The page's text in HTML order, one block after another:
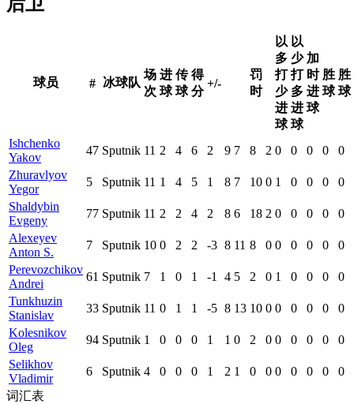
球员 # 冰球队
场
次
进
球
传
球
得
分
+/-
罚
时
以
多
打
少
进
球
以
少
打
多
进
球
加
时
进
球
胜
球
胜
球
Ishchenko
Yakov
47 Sputnik 11 2 4 6 2 9 7 8 2 0 0 0 0
0
Zhuravlyov
Yegor
5 Sputnik 11 1 4 5 1 8 7 10 0 1 0 0 0
0
Shaldybin
Evgeny
77 Sputnik 11 2 2 4 2 8 6 18 2 0 0 0 0
0
Alexeyev
Anton S.
7 Sputnik 10 0 2 2 -3 8 11 8 0 0 0 0 0
0
Perevozchikov
Andrei
61 Sputnik 7 1 0 1 -1 4 5 2 0 1 0 0 0
0
Tunkhuzin
Stanislav
33 Sputnik 11 0 1 1 -5 8 13 10 0 0 0 0 0
0
Kolesnikov
Oleg
94 Sputnik 1 0 0 0 1 1 0 2 0 0 0 0 0
0
Selikhov
Vladimir
6 Sputnik 4 0 0 0 1 2 1 0 0 0 0 0 0
0
词汇表